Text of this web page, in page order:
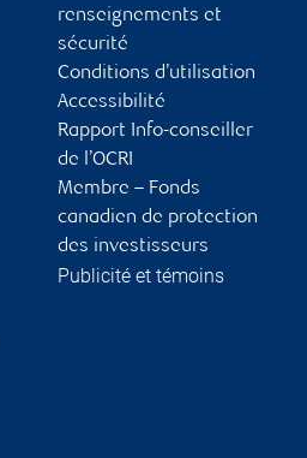
renseignements et
sécurité
Conditions d’utilisation
Accessibilité
Rapport Info-conseiller
de l’OCRI
Membre – Fonds
canadien de protection
des investisseurs
Publicité et témoins